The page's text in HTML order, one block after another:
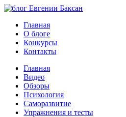
Главная
О блоге
Конкурсы
Контакты
Главная
Видео
Обзоры
Психология
Саморазвитие
Упражнения и тесты